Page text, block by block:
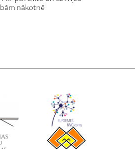
nākotnē